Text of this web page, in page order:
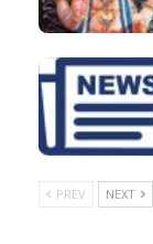
PREV NEXT